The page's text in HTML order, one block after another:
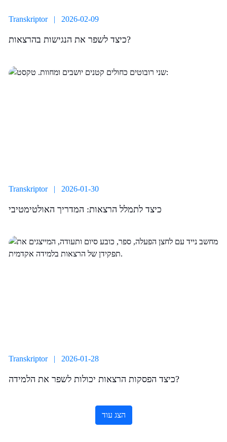
Transkriptor | 2026-02-09
כיצד לשפר את הנגישות בהרצאות?
Transkriptor | 2026-01-30
כיצד לתמלל הרצאות: המדריך האולטימטיבי
Transkriptor | 2026-01-28
כיצד הפסקות הרצאות יכולות לשפר את הלמידה?
הצג עוד